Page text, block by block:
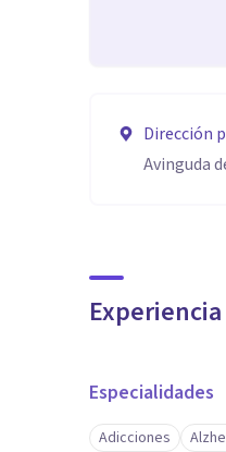
Dirección
Avinguda
Experiencia
Especialidades
Adicciones